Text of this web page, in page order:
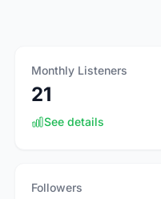
Monthly Listeners
21
See details
Followers